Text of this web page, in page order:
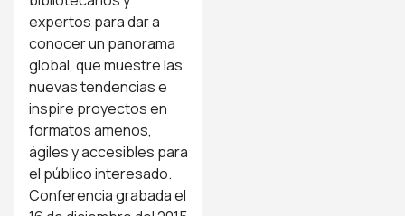
expertos para dar a
conocer un panorama
global, que muestre las
nuevas tendencias e
inspire proyectos en
formatos amenos,
ágiles y accesibles para
el público interesado.
Conferencia grabada el